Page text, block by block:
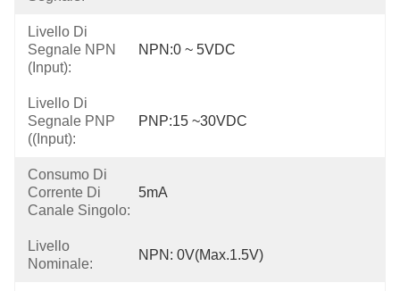
Livello Di
Segnale NPN
(Input):
NPN:0 ~ 5VDC
Livello Di
Segnale PNP
((Input):
PNP:15 ~30VDC
Consumo Di
Corrente Di
Canale Singolo:
5mA
Livello
Nominale:
NPN: 0V(Max.1.5V)